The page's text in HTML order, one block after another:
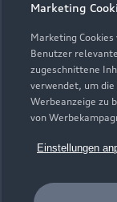
Marketing
Marketing
Benutzer
zugeschnittene
verwendet, um
Werbeanzeige zu
von
Einstellungen
Zur Inspektion